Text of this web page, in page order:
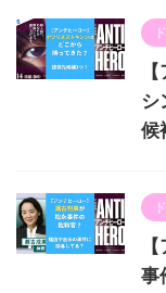
シ
候
事